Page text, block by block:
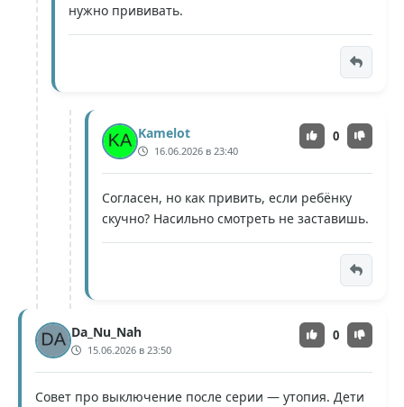
нужно прививать.
Kamelot
16.06.2026 в 23:40
0
Согласен, но как привить, если ребёнку
скучно? Насильно смотреть не заставишь.
Da_Nu_Nah
15.06.2026 в 23:50
0
Совет про выключение после серии — утопия. Дети